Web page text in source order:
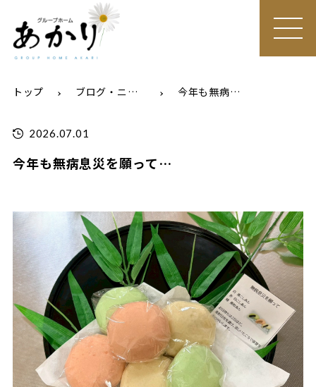
MEN
U
トップ ブログ・ニュース 今年も無病息災を願って…
2026.07.01
今年も無病息災を願って…